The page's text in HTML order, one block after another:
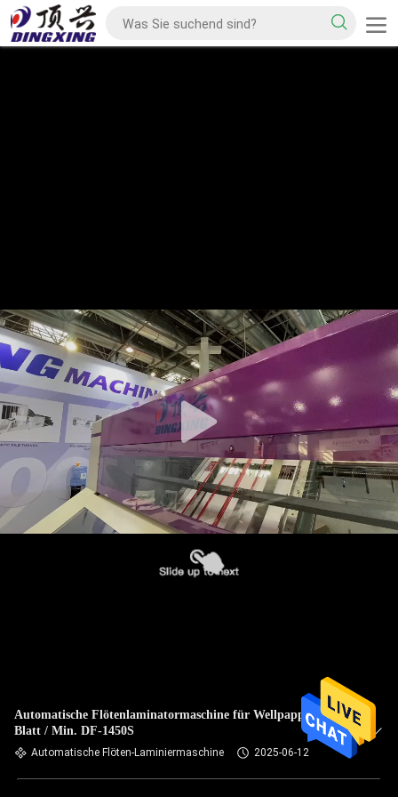
Automatische Flötenlaminatormaschine für Wellpappen 100
Blatt / Min. DF-1450S
Automatische Flöten-Laminiermaschine 2025-06-12